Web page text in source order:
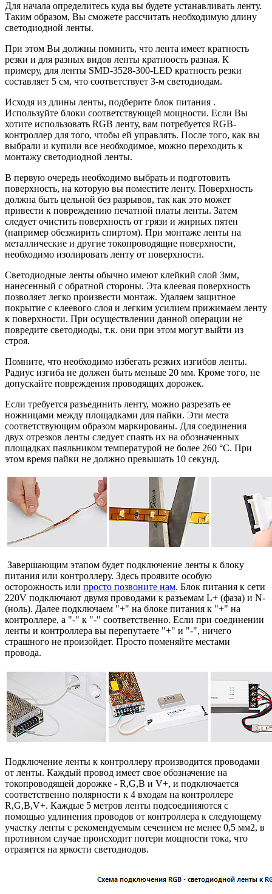
Для начала определитесь куда вы будете устанавливать ленту.
Таким образом, Вы сможете рассчитать необходимую длину
светодиодной ленты.
При этом Вы должны помнить, что лента имеет кратность
резки и для разных видов ленты кратноость разная. К
примеру, для ленты SMD-3528-300-LED кратность резки
составляет 5 см, что соответствует 3-м светодиодам.
Исходя из длины ленты, подберите блок питания .
Используйте блоки соответствующей мощности. Если Вы
хотите использовать RGB ленту, вам потребуется RGB-
контроллер для того, чтобы ей управлять. После того, как вы
выбрали и купили все необходимое, можно переходить к
монтажу светодиодной ленты.
В первую очередь необходимо выбрать и подготовить
поверхность, на которую вы поместите ленту. Поверхность
должна быть цельной без разрывов, так как это может
привести к повреждению печатной платы ленты. Затем
следует очистить поверхность от грязи и жирных пятен
(например обезжирить спиртом). При монтаже ленты на
металлические и другие токопроводящие поверхности,
необходимо изолировать ленту от поверхности.
Светодиодные ленты обычно имеют клейкий слой 3мм,
нанесенный с обратной стороны. Эта клеевая поверхность
позволяет легко произвести монтаж. Удаляем защитное
покрытие с клеевого слоя и легким усилием прижимаем ленту
к поверхности. При осуществлении данной операции не
повредите светодиоды, т.к. они при этом могут выйти из
строя.
Помните, что необходимо избегать резких изгибов ленты.
Радиус изгиба не должен быть меньше 20 мм. Кроме того, не
допускайте повреждения проводящих дорожек.
Если требуется разъединить ленту, можно разрезать ее
ножницами между площадками для пайки. Эти места
соответствующим образом маркированы. Для соединения
двух отрезков ленты следует спаять их на обозначенных
площадках паяльником температурой не более 260 °С. При
этом время пайки не должно превышать 10 секунд.
Завершающим этапом будет подключение ленты к блоку
питания или контроллеру. Здесь проявите особую
осторожность или просто позвоните нам. Блок питания к сети
220V подключают двумя проводами к разъемам L+ (фаза) и N-
(ноль). Далее подключаем "+" на блоке питания к "+" на
контроллере, а "-" к "-" соответственно. Если при соединении
ленты и контроллера вы перепутаете "+" и "-", ничего
страшного не произойдет. Просто поменяйте местами
провода.
Подключение ленты к контроллеру производится проводами
от ленты. Каждый провод имеет свое обозначение на
токопроводящей дорожке - R,G,B и V+, и подключается
соответственно полярности к 4 входам на контроллере
R,G,B,V+. Каждые 5 метров ленты подсоединяются с
помощью удлинения проводов от контроллера к следующему
участку ленты с рекомендуемым сечением не менее 0,5 мм2, в
противном случае происходит потери мощности тока, что
отразится на яркости светодиодов.